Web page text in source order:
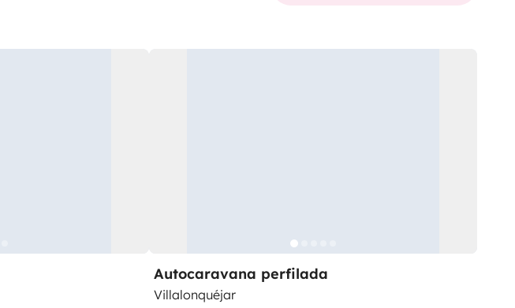
Autocaravana perfilada
Villalonquéjar